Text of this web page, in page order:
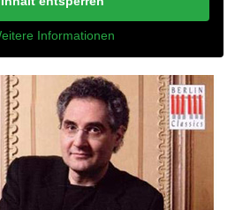
Informationen